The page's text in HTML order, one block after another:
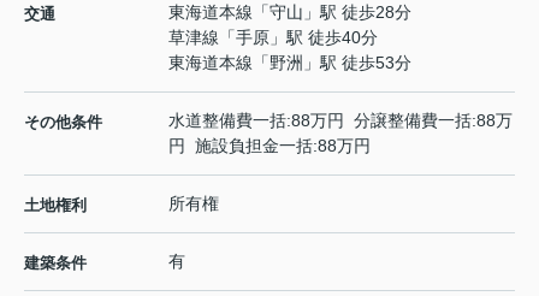
交通 東海道本線 「守山 」駅 徒歩28分
草津線 「手原 」駅 徒歩40分
東海道本線 「野洲 」駅 徒歩53分
その他条件
水道整備費一括:88万円 分譲整備費一括:88万
円 施設負担金一括:88万円
土地権利 所有権
建築条件 有